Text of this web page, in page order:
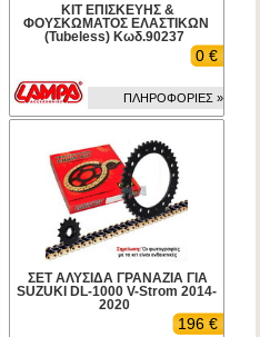
ΚΙΤ ΕΠΙΣΚΕΥΗΣ &
ΦΟΥΣΚΩΜΑΤΟΣ ΕΛΑΣΤΙΚΩΝ
(Tubeless) Κωδ.90237
0 €
ΠΛΗΡΟΦΟΡΙΕΣ »
ΣΕΤ ΑΛΥΣΙΔΑ ΓΡΑΝΑΖΙΑ ΓΙΑ
SUZUKI DL-1000 V-Strom 2014-
2020
196 €